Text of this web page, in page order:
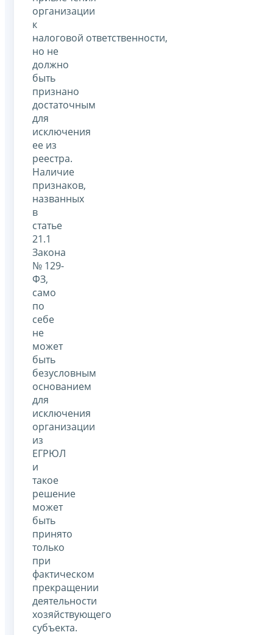
организации
к
налоговой ответственности,
но не
должно
быть
признано
достаточным
для
исключения
ее из
реестра.
Наличие
признаков,
названных
в
статье
21.1
Закона
№ 129-
ФЗ,
само
по
себе
не
может
быть
безусловным
основанием
для
исключения
организации
из
ЕГРЮЛ
и
такое
решение
может
быть
принято
только
при
фактическом
прекращении
деятельности
хозяйствующего
субъекта.